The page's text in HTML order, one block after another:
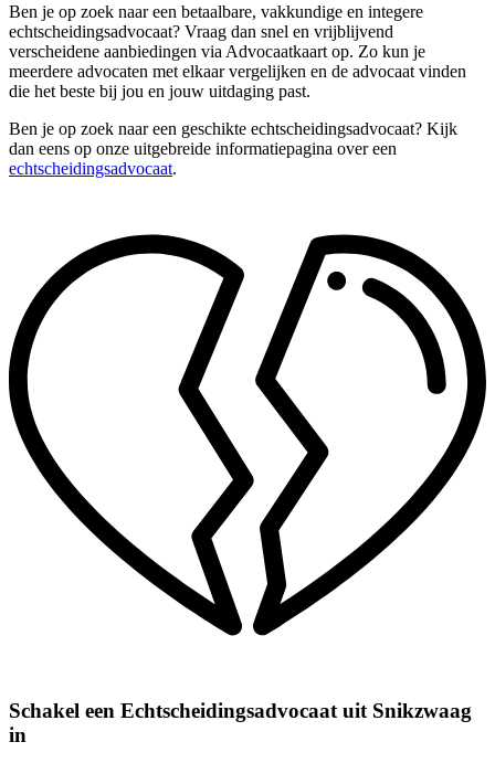
Ben je op zoek naar een betaalbare, vakkundige en integere
echtscheidingsadvocaat? Vraag dan snel en vrijblijvend
verscheidene aanbiedingen via Advocaatkaart op. Zo kun je
meerdere advocaten met elkaar vergelijken en de advocaat vinden
die het beste bij jou en jouw uitdaging past.
Ben je op zoek naar een geschikte echtscheidingsadvocaat? Kijk
dan eens op onze uitgebreide informatiepagina over een
echtscheidingsadvocaat.
Schakel een Echtscheidingsadvocaat uit Snikzwaag
in